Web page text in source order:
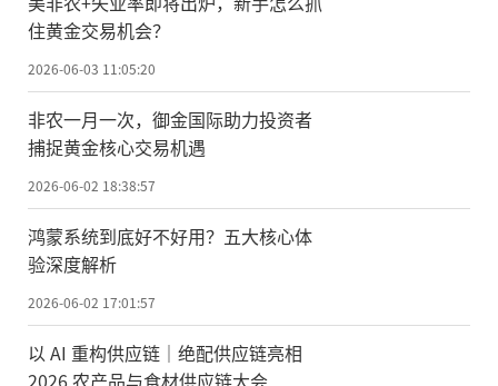
住黄金交易机会？
2026-06-03 11:05:20
非农一月一次，御金国际助力投资者
捕捉黄金核心交易机遇
2026-06-02 18:38:57
鸿蒙系统到底好不好用？五大核心体
验深度解析
2026-06-02 17:01:57
以 AI 重构供应链｜绝配供应链亮相
2026 农产品与食材供应链大会